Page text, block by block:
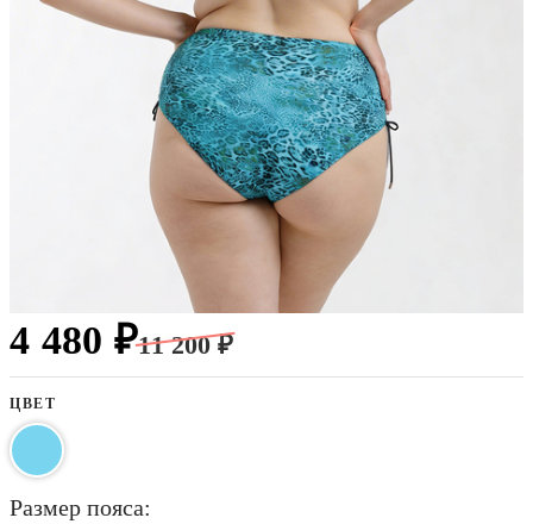
4 480 ₽11 200 ₽
ЦВЕТ
размер пояса